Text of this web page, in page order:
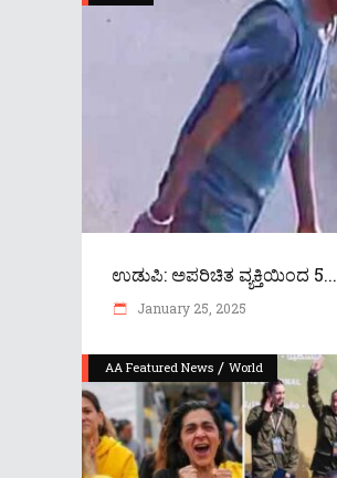
ಉಡುಪಿ: ಅಪರಿಚಿತ ವ್ಯಕ್ತಿಯಿಂದ 5...
January 25, 2025
AA Featured News / World